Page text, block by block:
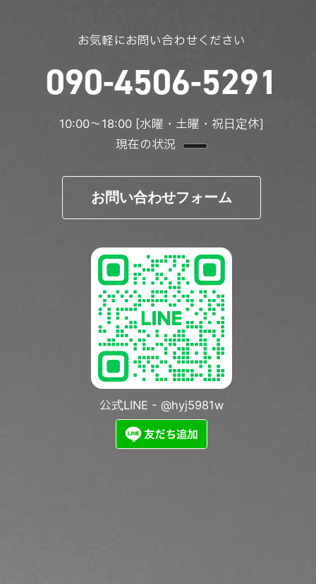
お気軽にお問い合わせください
090-4506-5291
10:00〜18:00 [水曜・土曜・祝日定休]
現在の状況
お問い合わせフォーム
公式LINE - @hyj5981w